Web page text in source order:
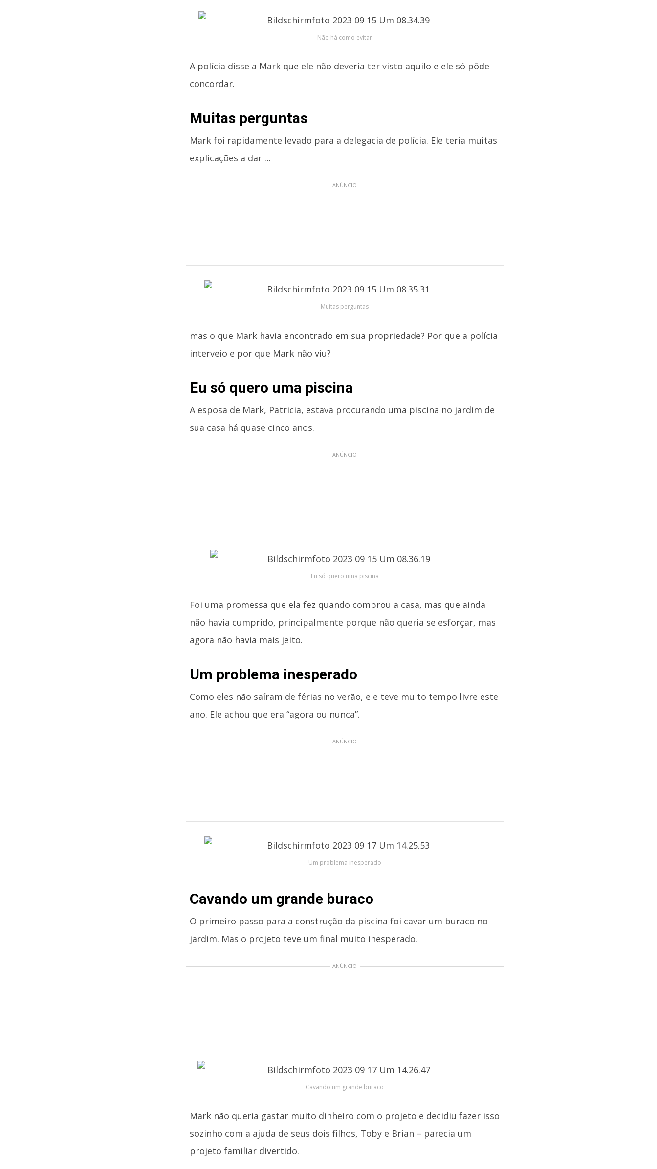
Não há como evitar
A polícia disse a Mark que ele não deveria ter visto aquilo e ele só pôde
concordar.
Muitas perguntas
Mark foi rapidamente levado para a delegacia de polícia. Ele teria muitas
explicações a dar….
ANÚNCIO
Muitas perguntas
mas o que Mark havia encontrado em sua propriedade? Por que a polícia
interveio e por que Mark não viu?
Eu só quero uma piscina
A esposa de Mark, Patricia, estava procurando uma piscina no jardim de
sua casa há quase cinco anos.
ANÚNCIO
Eu só quero uma piscina
Foi uma promessa que ela fez quando comprou a casa, mas que ainda
não havia cumprido, principalmente porque não queria se esforçar, mas
agora não havia mais jeito.
Um problema inesperado
Como eles não saíram de férias no verão, ele teve muito tempo livre este
ano. Ele achou que era “agora ou nunca”.
ANÚNCIO
Um problema inesperado
Cavando um grande buraco
O primeiro passo para a construção da piscina foi cavar um buraco no
jardim. Mas o projeto teve um final muito inesperado.
ANÚNCIO
Cavando um grande buraco
Mark não queria gastar muito dinheiro com o projeto e decidiu fazer isso
sozinho com a ajuda de seus dois filhos, Toby e Brian – parecia um
projeto familiar divertido.